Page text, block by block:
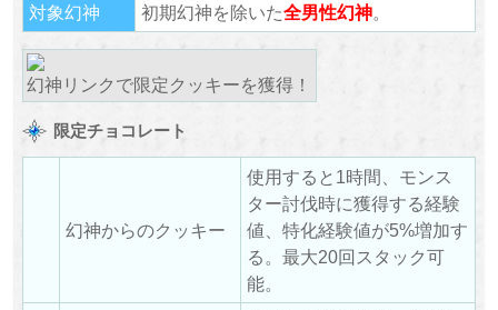
対象幻神
初期幻神を除いた全男性幻神。
幻神リンクで限定クッキーを獲得！
限定チョコレート
幻神からのクッキー
使用すると1時間、モンス
ター討伐時に獲得する経験
値、特化経験値が5%増加す
る。最大20回スタック可
能。